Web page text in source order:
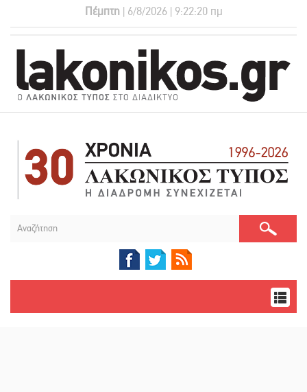
Πέμπτη | 6/8/2026 | 9:22:20 πμ